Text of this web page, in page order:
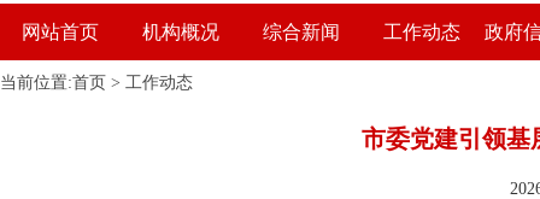
网站首页 机构概况 综合新闻 工作动态 政府
当前位置:首页 > 工作动态
市委党建引领基